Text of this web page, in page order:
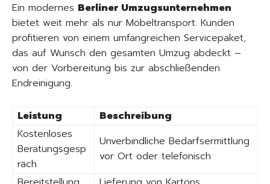
Ein modernes Berliner Umzugsunternehmen
bietet weit mehr als nur Möbeltransport. Kunden
profitieren von einem umfangreichen Servicepaket,
das auf Wunsch den gesamten Umzug abdeckt –
von der Vorbereitung bis zur abschließenden
Endreinigung.
Leistung
Beschreibung
Kostenloses
Beratungsgesp
räch
Unverbindliche Bedarfsermittlung
vor Ort oder telefonisch